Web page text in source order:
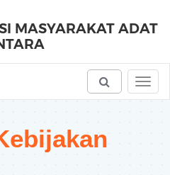
MASYARAKAT ADAT